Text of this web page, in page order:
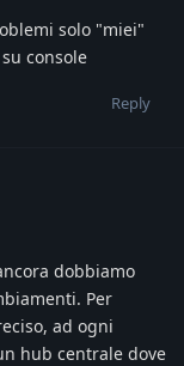
solo "miei"
console
Reply
dobbiamo
Per
ad ogni
hub centrale dove